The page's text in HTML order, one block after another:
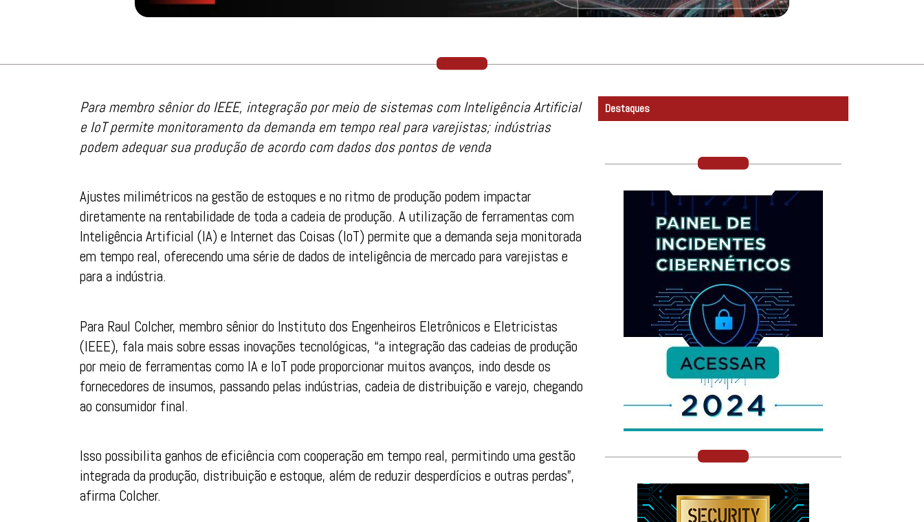
Para membro sênior do IEEE, integração por meio de sistemas com Inteligência Artificial
e IoT permite monitoramento da demanda em tempo real para varejistas; indústrias
podem adequar sua produção de acordo com dados dos pontos de venda
Ajustes milimétricos na gestão de estoques e no ritmo de produção podem impactar
diretamente na rentabilidade de toda a cadeia de produção. A utilização de ferramentas com
Inteligência Artificial (IA) e Internet das Coisas (IoT) permite que a demanda seja monitorada
em tempo real, oferecendo uma série de dados de inteligência de mercado para varejistas e
para a indústria.
Para Raul Colcher, membro sênior do Instituto dos Engenheiros Eletrônicos e Eletricistas
(IEEE), fala mais sobre essas inovações tecnológicas, “a integração das cadeias de produção
por meio de ferramentas como IA e IoT pode proporcionar muitos avanços, indo desde os
fornecedores de insumos, passando pelas indústrias, cadeia de distribuição e varejo, chegando
ao consumidor final.
Isso possibilita ganhos de eficiência com cooperação em tempo real, permitindo uma gestão
integrada da produção, distribuição e estoque, além de reduzir desperdícios e outras perdas”,
afirma Colcher.
Destaques